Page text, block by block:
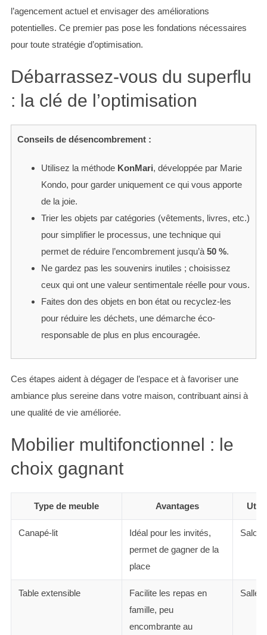
l’agencement actuel et envisager des améliorations
potentielles. Ce premier pas pose les fondations nécessaires
pour toute stratégie d’optimisation.
Débarrassez-vous du superflu
: la clé de l’optimisation
Conseils de désencombrement :
Utilisez la méthode KonMari, développée par Marie
Kondo, pour garder uniquement ce qui vous apporte
de la joie.
Trier les objets par catégories (vêtements, livres, etc.)
pour simplifier le processus, une technique qui
permet de réduire l’encombrement jusqu’à 50 %.
Ne gardez pas les souvenirs inutiles ; choisissez
ceux qui ont une valeur sentimentale réelle pour vous.
Faites don des objets en bon état ou recyclez-les
pour réduire les déchets, une démarche éco-
responsable de plus en plus encouragée.
Ces étapes aident à dégager de l’espace et à favoriser une
ambiance plus sereine dans votre maison, contribuant ainsi à
une qualité de vie améliorée.
Mobilier multifonctionnel : le
choix gagnant
Type de meuble Avantages
Canapé-lit
Idéal pour les invités,
permet de gagner de la
place
Salon
Table extensible
Facilite les repas en
famille, peu
encombrante au
Salle